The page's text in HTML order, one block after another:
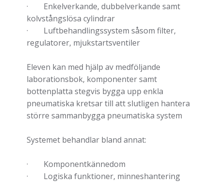
· Enkelverkande, dubbelverkande samt
kolvstångslösa cylindrar
· Luftbehandlingssystem såsom filter,
regulatorer, mjukstartsventiler
Eleven kan med hjälp av medföljande
laborationsbok, komponenter samt
bottenplatta stegvis bygga upp enkla
pneumatiska kretsar till att slutligen hantera
större sammanbygga pneumatiska system
Systemet behandlar bland annat:
· Komponentkännedom
· Logiska funktioner, minneshantering